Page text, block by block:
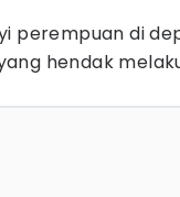
perempuan di
hendak